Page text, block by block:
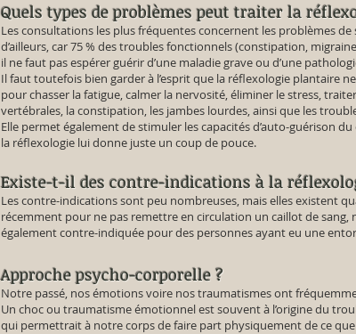
Quels types de problèmes peut traiter la
Les consultations les plus fréquentes concernent les problèmes
d’ailleurs, car 75 % des troubles fonctionnels (constipation,
il ne faut pas espérer guérir d’une maladie grave ou d’une
Il faut toutefois bien garder à l’esprit que la réflexologie plantaire
pour chasser la fatigue, calmer la nervosité, éliminer le stress,
vertébrales, la constipation, les jambes lourdes, ainsi que les
Elle permet également de stimuler les capacités d’auto-guérison
la réflexologie lui donne juste un coup de pouce.
Existe-t-il des contre-indications à la
Les contre-indications sont peu nombreuses, mais elles existent
récemment pour ne pas remettre en circulation un caillot de
également contre-indiquée pour des personnes ayant eu une
Approche psycho-corporelle ?
Notre passé, nos émotions voire nos traumatismes ont
Un choc ou traumatisme émotionnel est souvent à l’origine du
qui permettrait à notre corps de faire part physiquement de ce